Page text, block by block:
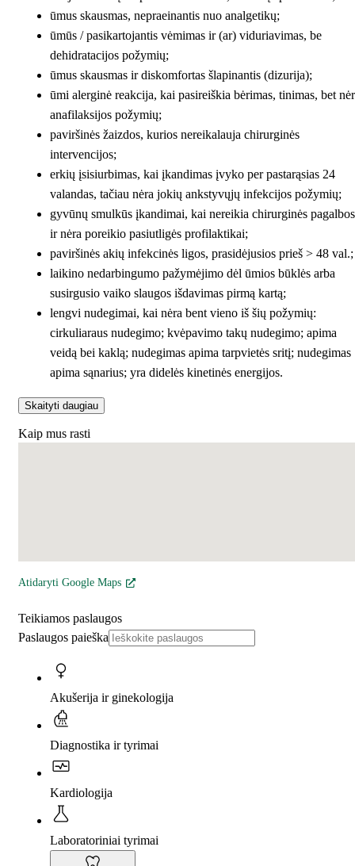
ūmus skausmas, nepraeinantis nuo analgetikų;
ūmūs / pasikartojantis vėmimas ir (ar) viduriavimas, be
dehidratacijos požymių;
ūmus skausmas ir diskomfortas šlapinantis (dizurija);
ūmi alerginė reakcija, kai pasireiškia bėrimas, tinimas, bet
anafilaksijos požymių;
paviršinės žaizdos, kurios nereikalauja chirurginės
intervencijos;
erkių įsisiurbimas, kai įkandimas įvyko per pastarąsias 24
valandas, tačiau nėra jokių ankstyvųjų infekcijos požymių;
gyvūnų smulkūs įkandimai, kai nereikia chirurginės pagalbos
ir nėra poreikio pasiutligės profilaktikai;
paviršinės akių infekcinės ligos, prasidėjusios prieš > 48 val.;
laikino nedarbingumo pažymėjimo dėl ūmios būklės arba
susirgusio vaiko slaugos išdavimas pirmą kartą;
lengvi nudegimai, kai nėra bent vieno iš šių požymių:
cirkuliaraus nudegimo; kvėpavimo takų nudegimo; apima
veidą bei kaklą; nudegimas apima tarpvietės sritį; nudegimas
apima sąnarius; yra didelės kinetinės energijos.
Skaityti daugiau
Kaip mus rasti
Atidaryti Google Maps
Teikiamos paslaugos
Paslaugos paieška
Akušerija ir ginekologija
Diagnostika ir tyrimai
Kardiologija
Laboratoriniai tyrimai